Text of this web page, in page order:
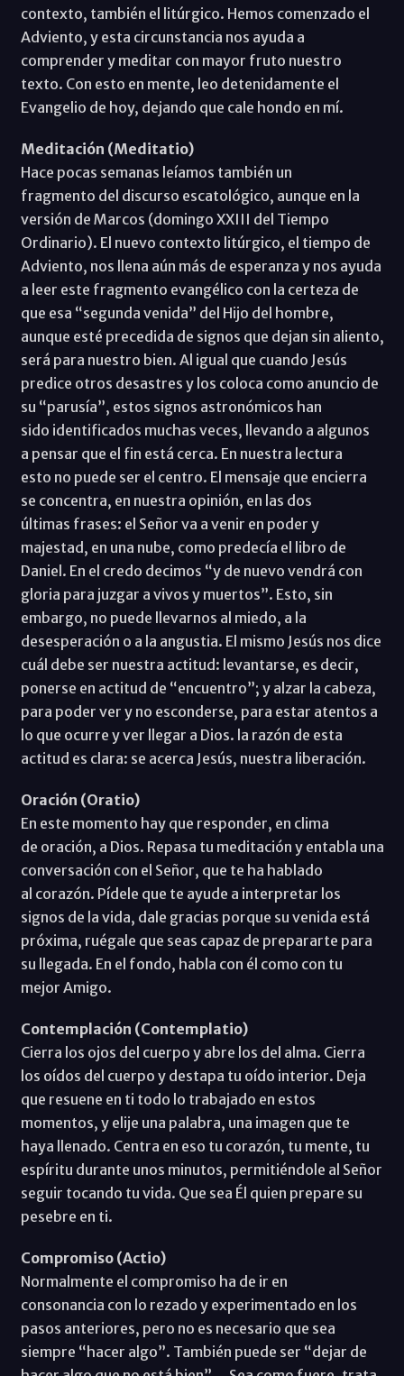
contexto, también el litúrgico. Hemos comenzado el
Adviento, y esta circunstancia nos ayuda a
comprender y meditar con mayor fruto nuestro
texto. Con esto en mente, leo detenidamente el
Evangelio de hoy, dejando que cale hondo en mí.
Meditación (Meditatio)
Hace pocas semanas leíamos también un
fragmento del discurso escatológico, aunque en la
versión de Marcos (domingo XXIII del Tiempo
Ordinario). El nuevo contexto litúrgico, el tiempo de
Adviento, nos llena aún más de esperanza y nos ayuda
a leer este fragmento evangélico con la certeza de
que esa “segunda venida” del Hijo del hombre,
aunque esté precedida de signos que dejan sin aliento,
será para nuestro bien. Al igual que cuando Jesús
predice otros desastres y los coloca como anuncio de
su “parusía”, estos signos astronómicos han
sido identificados muchas veces, llevando a algunos
a pensar que el fin está cerca. En nuestra lectura
esto no puede ser el centro. El mensaje que encierra
se concentra, en nuestra opinión, en las dos
últimas frases: el Señor va a venir en poder y
majestad, en una nube, como predecía el libro de
Daniel. En el credo decimos “y de nuevo vendrá con
gloria para juzgar a vivos y muertos”. Esto, sin
embargo, no puede llevarnos al miedo, a la
desesperación o a la angustia. El mismo Jesús nos dice
cuál debe ser nuestra actitud: levantarse, es decir,
ponerse en actitud de “encuentro”; y alzar la cabeza,
para poder ver y no esconderse, para estar atentos a
lo que ocurre y ver llegar a Dios. la razón de esta
actitud es clara: se acerca Jesús, nuestra liberación.
Oración (Oratio)
En este momento hay que responder, en clima
de oración, a Dios. Repasa tu meditación y entabla una
conversación con el Señor, que te ha hablado
al corazón. Pídele que te ayude a interpretar los
signos de la vida, dale gracias porque su venida está
próxima, ruégale que seas capaz de prepararte para
su llegada. En el fondo, habla con él como con tu
mejor Amigo.
Contemplación (Contemplatio)
Cierra los ojos del cuerpo y abre los del alma. Cierra
los oídos del cuerpo y destapa tu oído interior. Deja
que resuene en ti todo lo trabajado en estos
momentos, y elije una palabra, una imagen que te
haya llenado. Centra en eso tu corazón, tu mente, tu
espíritu durante unos minutos, permitiéndole al Señor
seguir tocando tu vida. Que sea Él quien prepare su
pesebre en ti.
Compromiso (Actio)
Normalmente el compromiso ha de ir en
consonancia con lo rezado y experimentado en los
pasos anteriores, pero no es necesario que sea
siempre “hacer algo”. También puede ser “dejar de